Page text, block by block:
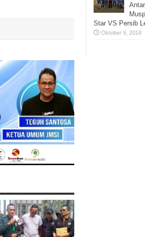
Star VS Persib
Oktober 6, 2018